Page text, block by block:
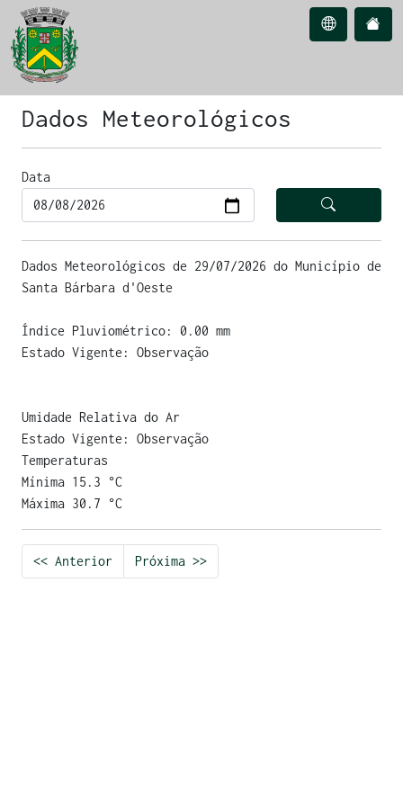
Dados Meteorológicos
Data
Dados Meteorológicos de 29/07/2026 do Município de
Santa Bárbara d'Oeste
Índice Pluviométrico: 0.00 mm
Estado Vigente: Observação
Umidade Relativa do Ar
Estado Vigente: Observação
Temperaturas
Mínima 15.3 °C
Máxima 30.7 °C
<< Anterior Próxima >>